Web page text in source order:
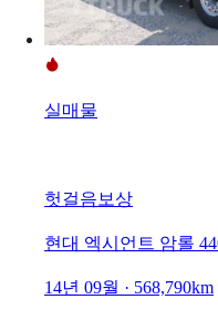
실매물
헛걸음보상
현대 엑시언트 암롤
14년 09월 · 568,790km